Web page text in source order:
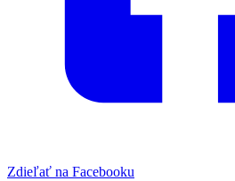
Zdieľať na Facebooku